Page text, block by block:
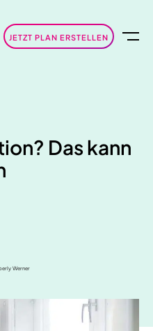
JETZT PLAN ERSTELLEN
Das kann
Werner